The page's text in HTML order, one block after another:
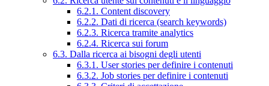
6.2.1. Content discovery
6.2.2. Dati di ricerca (search keywords)
6.2.3. Ricerca tramite analytics
6.2.4. Ricerca sui forum
6.3. Dalla ricerca ai bisogni degli utenti
6.3.1. User stories per definire i contenuti
6.3.2. Job stories per definire i contenuti